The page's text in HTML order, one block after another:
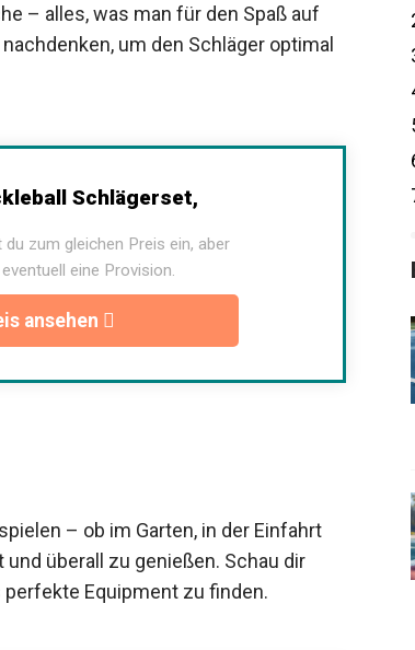
– alles, was man für den Spaß auf
nachdenken, um den Schläger optimal
Schlägerset,
zum gleichen Preis ein, aber
eine Provision.
ansehen
– ob im Garten, in der Einfahrt
überall zu genießen. Schau dir
perfekte Equipment zu finden.